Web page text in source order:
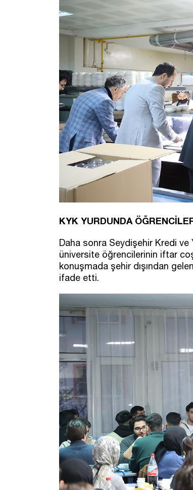
KYK YURDUNDA
Daha sonra Seydişehir Kredi
üniversite öğrencilerinin iftar
konuşmada şehir dışından
ifade etti.